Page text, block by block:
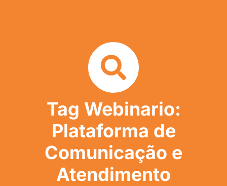
Tag Webinario:
Plataforma de
Comunicação e
Atendimento